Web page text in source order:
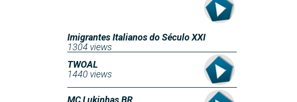
Imigrantes Italianos do Século XXI
1304 views
TWOAL
1440 views
MC Lukinhas BR